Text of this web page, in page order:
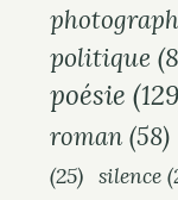
politique
poésie
roman (58)
(25) silence